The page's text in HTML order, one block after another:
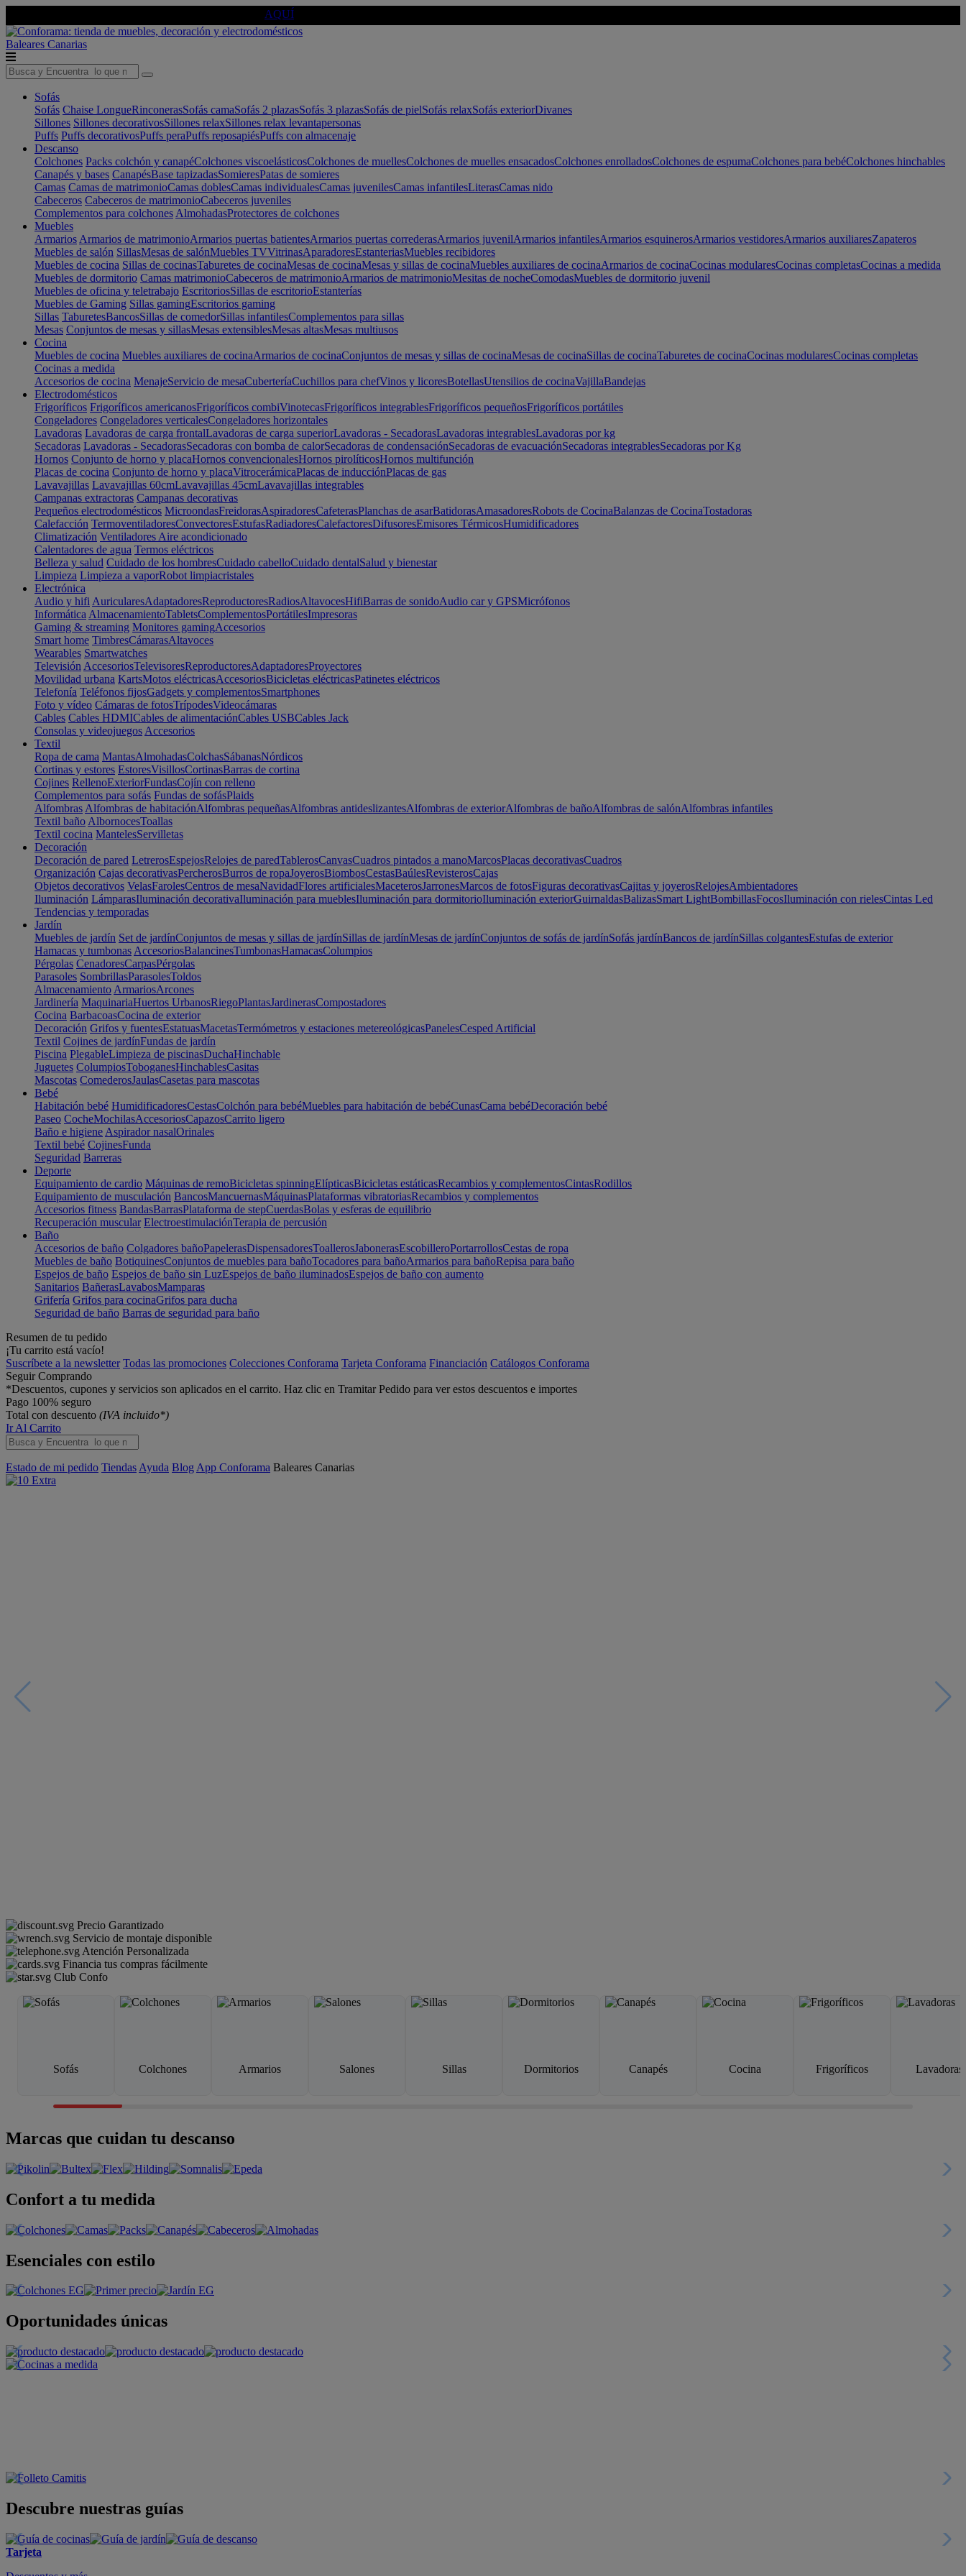
AQUÍ
Baleares Canarias
Sofás
Sofás Chaise LongueRinconerasSofás camaSofás 2 plazasSofás 3 plazasSofás de pielSofás relaxSofás exteriorDivanes
Sillones Sillones decorativosSillones relaxSillones relax levantapersonas
Puffs Puffs decorativosPuffs peraPuffs reposapiésPuffs con almacenaje
Descanso
Colchones Packs colchón y canapéColchones viscoelásticosColchones de muellesColchones de muelles ensacadosColchones enrolladosColchones de espumaColchones para bebéColchones hinchables
Canapés y bases CanapésBase tapizadasSomieresPatas de somieres
Camas Camas de matrimonioCamas doblesCamas individualesCamas juvenilesCamas infantilesLiterasCamas nido
Cabeceros Cabeceros de matrimonioCabeceros juveniles
Complementos para colchones AlmohadasProtectores de colchones
Muebles
Armarios Armarios de matrimonioArmarios puertas batientesArmarios puertas correderasArmarios juvenilArmarios infantilesArmarios esquinerosArmarios vestidoresArmarios auxiliaresZapateros
Muebles de salón SillasMesas de salónMuebles TVVitrinasAparadoresEstanteriasMuebles recibidores
Muebles de cocina Sillas de cocinasTaburetes de cocinaMesas de cocinaMesas y sillas de cocinaMuebles auxiliares de cocinaArmarios de cocinaCocinas modularesCocinas completasCocinas a medida
Muebles de dormitorio Camas matrimonioCabeceros de matrimonioArmarios de matrimonioMesitas de nocheComodasMuebles de dormitorio juvenil
Muebles de oficina y teletrabajo EscritoriosSillas de escritorioEstanterías
Muebles de Gaming Sillas gamingEscritorios gaming
Sillas TaburetesBancosSillas de comedorSillas infantilesComplementos para sillas
Mesas Conjuntos de mesas y sillasMesas extensiblesMesas altasMesas multiusos
Cocina
Muebles de cocina Muebles auxiliares de cocinaArmarios de cocinaConjuntos de mesas y sillas de cocinaMesas de cocinaSillas de cocinaTaburetes de cocinaCocinas modularesCocinas completas
Cocinas a medida
Accesorios de cocina MenajeServicio de mesaCuberteríaCuchillos para chefVinos y licoresBotellasUtensilios de cocinaVajillaBandejas
Electrodomésticos
Frigoríficos Frigoríficos americanosFrigoríficos combiVinotecasFrigoríficos integrablesFrigoríficos pequeñosFrigoríficos portátiles
Congeladores Congeladores verticalesCongeladores horizontales
Lavadoras Lavadoras de carga frontalLavadoras de carga superiorLavadoras - SecadorasLavadoras integrablesLavadoras por kg
Secadoras Lavadoras - SecadorasSecadoras con bomba de calorSecadoras de condensaciónSecadoras de evacuaciónSecadoras integrablesSecadoras por Kg
Hornos Conjunto de horno y placaHornos convencionalesHornos pirolíticosHornos multifunción
Placas de cocina Conjunto de horno y placaVitrocerámicaPlacas de inducciónPlacas de gas
Lavavajillas Lavavajillas 60cmLavavajillas 45cmLavavajillas integrables
Campanas extractoras Campanas decorativas
Pequeños electrodomésticos MicroondasFreidorasAspiradoresCafeterasPlanchas de asarBatidorasAmasadoresRobots de CocinaBalanzas de CocinaTostadoras
Calefacción TermoventiladoresConvectoresEstufasRadiadoresCalefactoresDifusoresEmisores TérmicosHumidificadores
Climatización Ventiladores Aire acondicionado
Calentadores de agua Termos eléctricos
Belleza y salud Cuidado de los hombresCuidado cabelloCuidado dentalSalud y bienestar
Limpieza Limpieza a vaporRobot limpiacristales
Electrónica
Audio y hifi AuricularesAdaptadoresReproductoresRadiosAltavocesHifiBarras de sonidoAudio car y GPSMicrófonos
Informática AlmacenamientoTabletsComplementosPortátilesImpresoras
Gaming & streaming Monitores gamingAccesorios
Smart home TimbresCámarasAltavoces
Wearables Smartwatches
Televisión AccesoriosTelevisoresReproductoresAdaptadoresProyectores
Movilidad urbana KartsMotos eléctricasAccesoriosBicicletas eléctricasPatinetes eléctricos
Telefonía Teléfonos fijosGadgets y complementosSmartphones
Foto y vídeo Cámaras de fotosTrípodesVideocámaras
Cables Cables HDMICables de alimentaciónCables USBCables Jack
Consolas y videojuegos Accesorios
Textil
Ropa de cama MantasAlmohadasColchasSábanasNórdicos
Cortinas y estores EstoresVisillosCortinasBarras de cortina
Cojines RellenoExteriorFundasCojín con relleno
Complementos para sofás Fundas de sofásPlaids
Alfombras Alfombras de habitaciónAlfombras pequeñasAlfombras antideslizantesAlfombras de exteriorAlfombras de bañoAlfombras de salónAlfombras infantiles
Textil baño AlbornocesToallas
Textil cocina MantelesServilletas
Decoración
Decoración de pared LetrerosEspejosRelojes de paredTablerosCanvasCuadros pintados a manoMarcosPlacas decorativasCuadros
Organización Cajas decorativasPercherosBurros de ropaJoyerosBiombosCestasBaúlesRevisterosCajas
Objetos decorativos VelasFarolesCentros de mesaNavidadFlores artificialesMaceterosJarronesMarcos de fotosFiguras decorativasCajitas y joyerosRelojesAmbientadores
Iluminación LámparasIluminación decorativaIluminación para mueblesIluminación para dormitorioIluminación exteriorGuirnaldasBalizasSmart LightBombillasFocosIluminación con rielesCintas Led
Tendencias y temporadas
Jardín
Muebles de jardín Set de jardínConjuntos de mesas y sillas de jardínSillas de jardínMesas de jardínConjuntos de sofás de jardínSofás jardínBancos de jardínSillas colgantesEstufas de exterior
Hamacas y tumbonas AccesoriosBalancinesTumbonasHamacasColumpios
Pérgolas CenadoresCarpasPérgolas
Parasoles SombrillasParasolesToldos
Almacenamiento ArmariosArcones
Jardinería MaquinariaHuertos UrbanosRiegoPlantasJardinerasCompostadores
Cocina BarbacoasCocina de exterior
Decoración Grifos y fuentesEstatuasMacetasTermómetros y estaciones metereológicasPanelesCesped Artificial
Textil Cojines de jardínFundas de jardín
Piscina PlegableLimpieza de piscinasDuchaHinchable
Juguetes ColumpiosToboganesHinchablesCasitas
Mascotas ComederosJaulasCasetas para mascotas
Bebé
Habitación bebé HumidificadoresCestasColchón para bebéMuebles para habitación de bebéCunasCama bebéDecoración bebé
Paseo CocheMochilasAccesoriosCapazosCarrito ligero
Baño e higiene Aspirador nasalOrinales
Textil bebé CojinesFunda
Seguridad Barreras
Deporte
Equipamiento de cardio Máquinas de remoBicicletas spinningElípticasBicicletas estáticasRecambios y complementosCintasRodillos
Equipamiento de musculación BancosMancuernasMáquinasPlataformas vibratoriasRecambios y complementos
Accesorios fitness BandasBarrasPlataforma de stepCuerdasBolas y esferas de equilibrio
Recuperación muscular ElectroestimulaciónTerapia de percusión
Baño
Accesorios de baño Colgadores bañoPapelerasDispensadoresToallerosJabonerasEscobilleroPortarrollosCestas de ropa
Muebles de baño BotiquinesConjuntos de muebles para bañoTocadores para bañoArmarios para bañoRepisa para baño
Espejos de baño Espejos de baño sin LuzEspejos de baño iluminadosEspejos de baño con aumento
Sanitarios BañerasLavabosMamparas
Grifería Grifos para cocinaGrifos para ducha
Seguridad de baño Barras de seguridad para baño
Resumen de tu pedido
¡Tu carrito está vacío!
Suscríbete a la newsletter Todas las promociones Colecciones Conforama Tarjeta Conforama Financiación Catálogos Conforama
Seguir Comprando
*Descuentos, cupones y servicios son aplicados en el carrito. Haz clic en Tramitar Pedido para ver estos descuentos e importes
Pago 100% seguro
Total con descuento (IVA incluido*)
Ir Al Carrito
Estado de mi pedido Tiendas Ayuda Blog App Conforama Baleares Canarias
Precio Garantizado
Servicio de montaje disponible
Atención Personalizada
Financia tus compras fácilmente
Club Confo
Sofás Colchones Armarios Salones Sillas Dormitorios Canapés Cocina Frigoríficos Lavadoras
Marcas que cuidan tu descanso
Confort a tu medida
Esenciales con estilo
Oportunidades únicas
Descubre nuestras guías
Tarjeta